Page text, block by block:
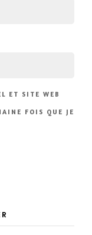
ET SITE WEB
FOIS QUE JE